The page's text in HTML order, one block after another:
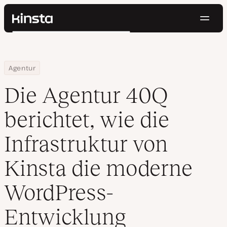
Kinsta®
Preise
Kontakt
Suchen
Home
Ressourcen Center
Agentur
Die Agentur 40Q berichtet, wie die Infrastruktur von Kinsta die
Die Agentur 40Q
berichtet, wie die
Infrastruktur von
Kinsta die moderne
WordPress-
Entwicklung